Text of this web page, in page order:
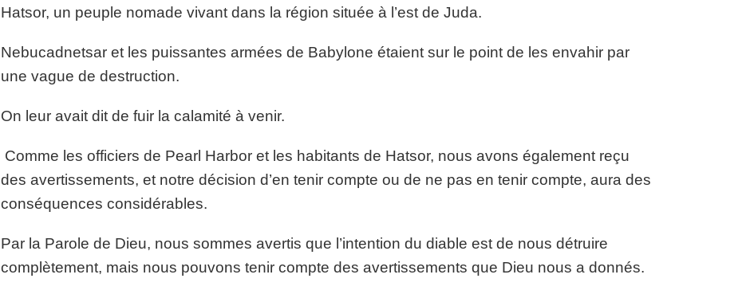
Hatsor, un peuple nomade vivant dans la région située à l’est de Juda.
Nebucadnetsar et les puissantes armées de Babylone étaient sur le point de les envahir par
une vague de destruction.
On leur avait dit de fuir la calamité à venir.
Comme les officiers de Pearl Harbor et les habitants de Hatsor, nous avons également reçu
des avertissements, et notre décision d’en tenir compte ou de ne pas en tenir compte, aura des
conséquences considérables.
Par la Parole de Dieu, nous sommes avertis que l’intention du diable est de nous détruire
complètement, mais nous pouvons tenir compte des avertissements que Dieu nous a donnés.